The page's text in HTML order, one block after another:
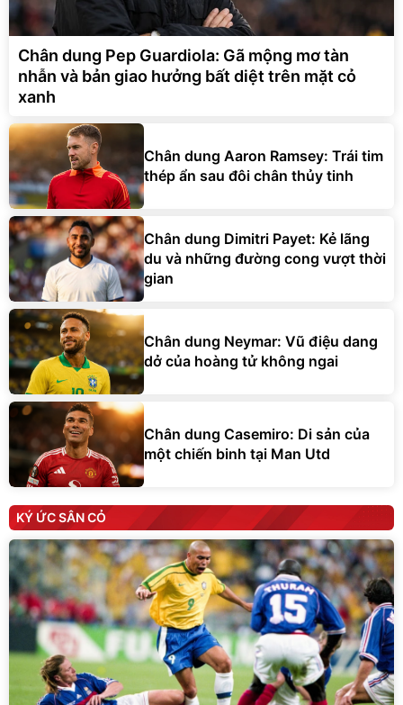
Chân dung Pep Guardiola: Gã mộng mơ tàn
nhẫn và bản giao hưởng bất diệt trên mặt cỏ
xanh
Chân dung Aaron Ramsey: Trái tim
thép ẩn sau đôi chân thủy tinh
Chân dung Dimitri Payet: Kẻ lãng
du và những đường cong vượt thời
gian
Chân dung Neymar: Vũ điệu dang
dở của hoàng tử không ngai
Chân dung Casemiro: Di sản của
một chiến binh tại Man Utd
KÝ ỨC SÂN CỎ